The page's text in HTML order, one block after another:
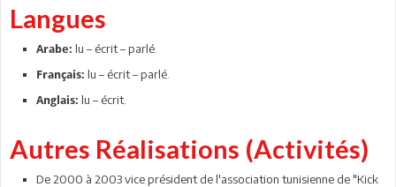
Langues
Arabe: lu – écrit – parlé.
Français: lu – écrit – parlé.
Anglais: lu – écrit.
Autres Réalisations (Activités)
De 2000 à 2003 vice président de l'association tunisienne de "Kick